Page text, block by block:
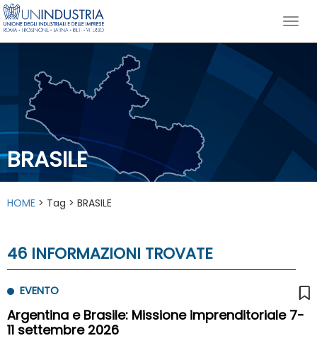
BRASILE
HOME > Tag > BRASILE
46 INFORMAZIONI TROVATE
EVENTO
Argentina e Brasile: Missione imprenditoriale 7-
11 settembre 2026